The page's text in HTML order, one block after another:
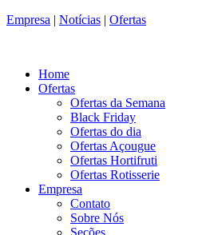
Empresa | Notícias | Ofertas
Home
Ofertas
Ofertas da Semana
Black Friday
Ofertas do dia
Ofertas Açougue
Ofertas Hortifruti
Ofertas Rotisserie
Empresa
Contato
Sobre Nós
Seções